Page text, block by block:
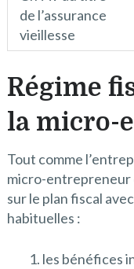
de l’assurance
vieillesse
Régime
la micro-
Tout comme
micro-entrepreneur
sur le plan fiscal
habituelles :
les bénéfices